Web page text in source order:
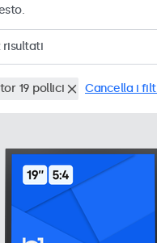
risultati
19 pollici Cancella i